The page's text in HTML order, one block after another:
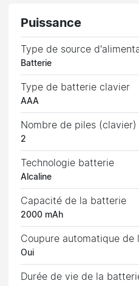
Puissance
Type de source
Batterie
Type de batterie clavier
AAA
Nombre de piles (clavier)
2
Technologie batterie
Alcaline
Capacité de la batterie
2000 mAh
Coupure automatique de
Oui
Durée de vie de la